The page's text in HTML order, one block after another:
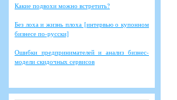
Какие подвохи можно встретить?
Без лоха и жизнь плоха [интервью о купонном
бизнесе по-русски]
Ошибки предпринимателей и анализ бизнес-
модели скидочных сервисов